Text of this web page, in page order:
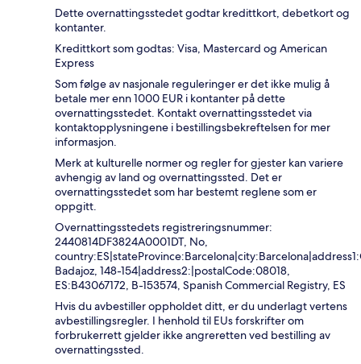
Dette overnattingsstedet godtar kredittkort, debetkort og
kontanter.
Kredittkort som godtas: Visa, Mastercard og American
Express
Som følge av nasjonale reguleringer er det ikke mulig å
betale mer enn 1000 EUR i kontanter på dette
overnattingsstedet. Kontakt overnattingsstedet via
kontaktopplysningene i bestillingsbekreftelsen for mer
informasjon.
Merk at kulturelle normer og regler for gjester kan variere
avhengig av land og overnattingssted. Det er
overnattingsstedet som har bestemt reglene som er
oppgitt.
Overnattingsstedets registreringsnummer:
2440814DF3824A0001DT, No,
Badajoz, 148-154|address2:|postalCode:08018,
ES:B43067172, B-153574, Spanish Commercial Registry, ES
Hvis du avbestiller oppholdet ditt, er du underlagt vertens
avbestillingsregler. I henhold til EUs forskrifter om
forbrukerrett gjelder ikke angreretten ved bestilling av
overnattingssted.